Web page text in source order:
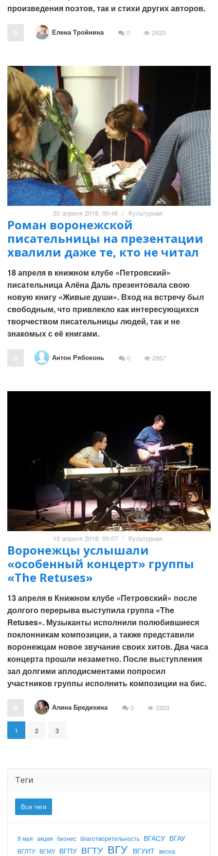
произведения поэтов, так и стихи других авторов.
0 Елена Тройнина 0 2933
20 апреля 2018, 00:48 / Культурная
Роман воронежской
писательницы на презентации
хвалили даже те, кто не читал
18 апреля в книжном клубе «Петровский»
писательница Алёна Даль презентовала свою
новую книгу «Живые души». Вход на встречу был
свободным, что привлекло как интересующихся
творчеством писательницы людей, так и не
знакомых с её книгами.
0 Антон Рябоконь 0 2957
15 апреля 2018, 00:07 / Культурная
Воронежцы услышали
«особенный концерт» группы
«The Retuses»
13 апреля в Книжном клубе «Петровский» после
долгого перерыва выступила группа «The
Retuses». Музыканты исполнили полюбившиеся
поклонникам композиции, а также представили
воронежцам новое звучание своих хитов. Два часа
концерта прошли незаметно. После выступления
зал долгими аплодисментами попросил
участников группы исполнить композиции на бис.
0 Алина Бредихина 0 3303
1 2 3
Теги
Все теги
9 мая акция бизнес благотворительность ВГАСУ ВГАУ
ВГЛТУ ВГМУ ВГПУ ВГТУ ВГУ ВГУИТ весна